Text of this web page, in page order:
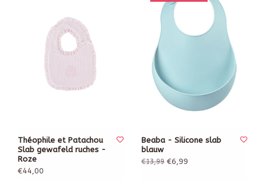
Théophile et Patachou
Slab gewafeld ruches -
Roze
€44,00
Beaba - Silicone slab
blauw
€13,99 €6,99